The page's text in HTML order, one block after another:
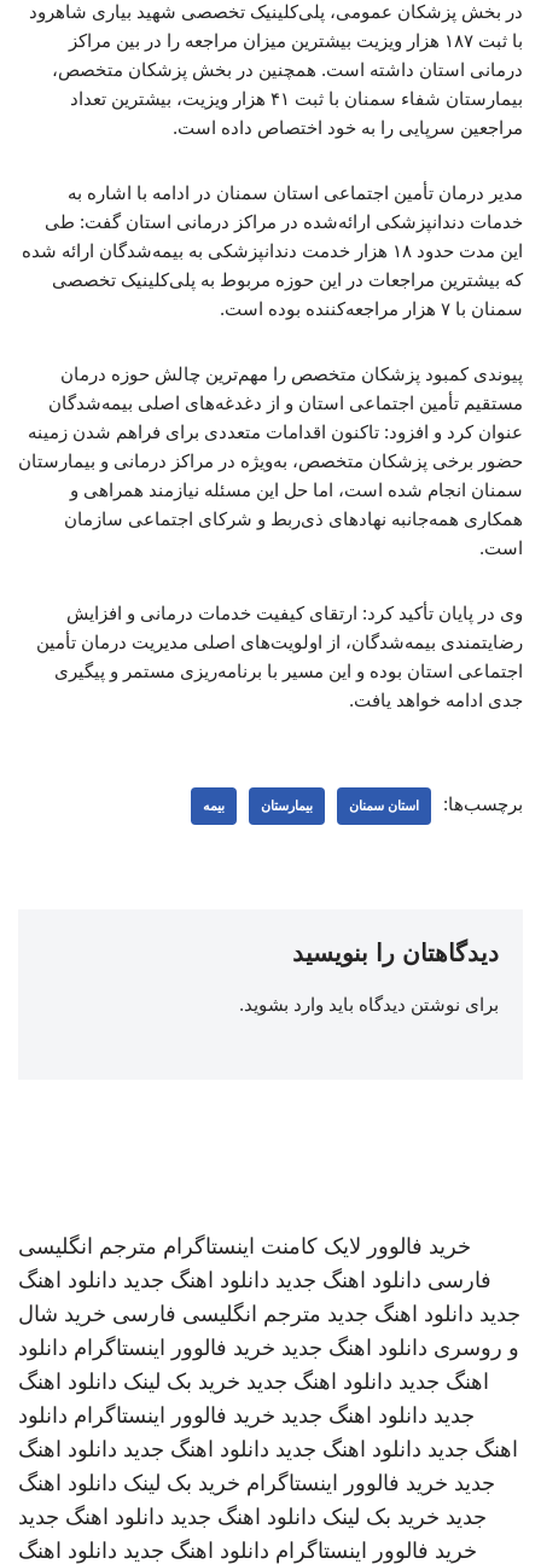
در بخش پزشکان عمومی، پلی‌کلینیک تخصصی شهید بیاری شاهرود
با ثبت ۱۸۷ هزار ویزیت بیشترین میزان مراجعه را در بین مراکز
درمانی استان داشته است. همچنین در بخش پزشکان متخصص،
بیمارستان شفاء سمنان با ثبت ۴۱ هزار ویزیت، بیشترین تعداد
مراجعین سرپایی را به خود اختصاص داده است.
مدیر درمان تأمین اجتماعی استان سمنان در ادامه با اشاره به
خدمات دندانپزشکی ارائه‌شده در مراکز درمانی استان گفت: طی
این مدت حدود ۱۸ هزار خدمت دندانپزشکی به بیمه‌شدگان ارائه شده
که بیشترین مراجعات در این حوزه مربوط به پلی‌کلینیک تخصصی
سمنان با ۷ هزار مراجعه‌کننده بوده است.
پیوندی کمبود پزشکان متخصص را مهم‌ترین چالش حوزه درمان
مستقیم تأمین اجتماعی استان و از دغدغه‌های اصلی بیمه‌شدگان
عنوان کرد و افزود: تاکنون اقدامات متعددی برای فراهم شدن زمینه
حضور برخی پزشکان متخصص، به‌ویژه در مراکز درمانی و بیمارستان
سمنان انجام شده است، اما حل این مسئله نیازمند همراهی و
همکاری همه‌جانبه نهادهای ذی‌ربط و شرکای اجتماعی سازمان
است.
وی در پایان تأکید کرد: ارتقای کیفیت خدمات درمانی و افزایش
رضایتمندی بیمه‌شدگان، از اولویت‌های اصلی مدیریت درمان تأمین
اجتماعی استان بوده و این مسیر با برنامه‌ریزی مستمر و پیگیری
جدی ادامه خواهد یافت.
برچسب‌ها: استان سمنان بیمارستان بیمه
دیدگاهتان را بنویسید
برای نوشتن دیدگاه باید وارد بشوید.
خرید فالوور لایک کامنت اینستاگرام مترجم انگلیسی
فارسی دانلود اهنگ جدید دانلود اهنگ جدید دانلود اهنگ
جدید دانلود اهنگ جدید مترجم انگلیسی فارسی خرید شال
و روسری دانلود اهنگ جدید خرید فالوور اینستاگرام دانلود
اهنگ جدید دانلود اهنگ جدید خرید بک لینک دانلود اهنگ
جدید دانلود اهنگ جدید خرید فالوور اینستاگرام دانلود
اهنگ جدید دانلود اهنگ جدید دانلود اهنگ جدید دانلود اهنگ
جدید خرید فالوور اینستاگرام خرید بک لینک دانلود اهنگ
جدید خرید بک لینک دانلود اهنگ جدید دانلود اهنگ جدید
خرید فالوور اینستاگرام دانلود اهنگ جدید دانلود اهنگ